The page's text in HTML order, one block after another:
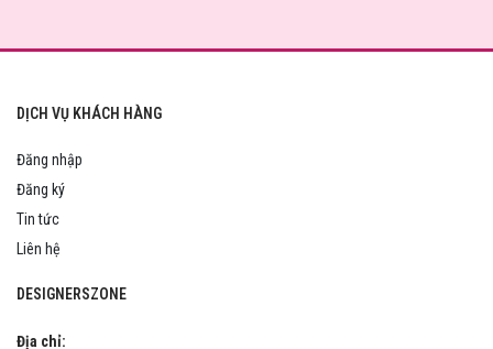
DỊCH VỤ KHÁCH HÀNG
Đăng nhập
Đăng ký
Tin tức
Liên hệ
DESIGNERSZONE
Địa chỉ: